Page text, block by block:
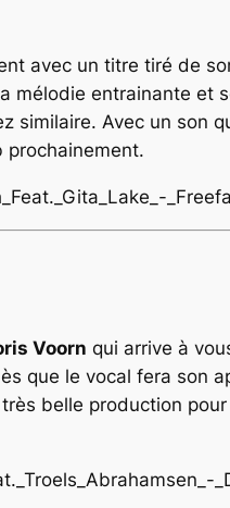
avec un titre tiré de
mélodie entrainante et
similaire. Avec un son
prochainement.
Voorn qui arrive à
que le vocal fera son
belle production